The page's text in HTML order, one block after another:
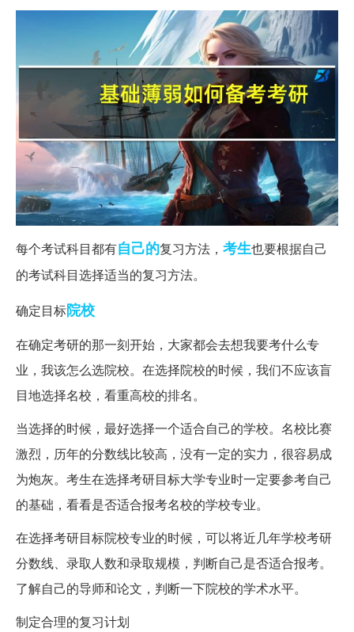
每个考试科目都有自己的复习方法， 考生也要根据自己
的考试科目选择适当的复习方法。
确定目标院校
在确定考研的那一刻开始，大家都会去想我要考什么专
业，我该怎么选院校。在选择院校的时候，我们不应该盲
目地选择名校，看重高校的排名。
当选择的时候，最好选择一个适合自己的学校。名校比赛
激烈，历年的分数线比较高，没有一定的实力，很容易成
为炮灰。考生在选择考研目标大学专业时一定要参考自己
的基础，看看是否适合报考名校的学校专业。
在选择考研目标院校专业的时候，可以将近几年学校考研
分数线、录取人数和录取规模，判断自己是否适合报考。
了解自己的导师和论文，判断一下院校的学术水平。
制定合理的复习计划